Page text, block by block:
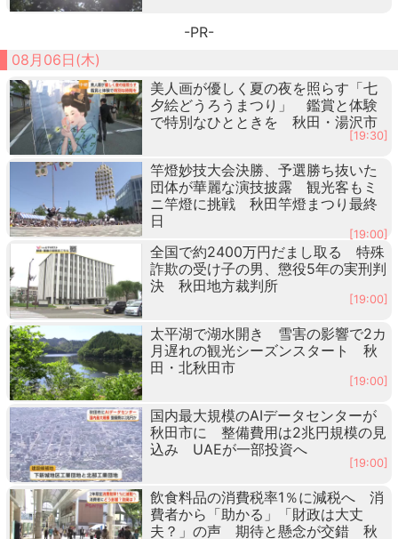
-PR-
08月06日(木)
美人画が優しく夏の夜を照らす「七
夕絵どうろうまつり」 鑑賞と体験
で特別なひとときを 秋田・湯沢市
[19:30]
竿燈妙技大会決勝、予選勝ち抜いた
団体が華麗な演技披露 観光客もミ
ニ竿燈に挑戦 秋田竿燈まつり最終
日
[19:00]
全国で約2400万円だまし取る 特殊
詐欺の受け子の男、懲役5年の実刑判
決 秋田地方裁判所
[19:00]
太平湖で湖水開き 雪害の影響で2カ
月遅れの観光シーズンスタート 秋
田・北秋田市
[19:00]
国内最大規模のAIデータセンターが
秋田市に 整備費用は2兆円規模の見
込み UAEが一部投資へ
[19:00]
飲食料品の消費税率1％に減税へ 消
費者から「助かる」「財政は大丈
夫？」の声 期待と懸念が交錯 秋